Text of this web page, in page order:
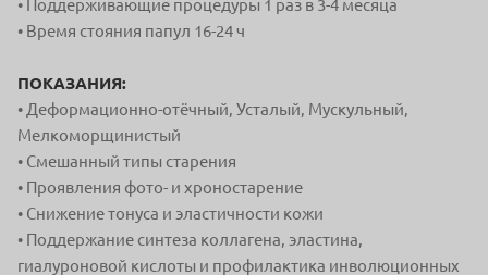
• Поддерживающие процедуры 1 раз в 3-4 месяца
• Время стояния папул 16-24 ч
ПОКАЗАНИЯ:
• Деформационно-отёчный, Усталый, Мускульный,
Мелкоморщинистый
• Смешанный типы старения
• Проявления фото- и хроностарение
• Снижение тонуса и эластичности кожи
• Поддержание синтеза коллагена, эластина,
гиалуроновой кислоты и профилактика инволюционных